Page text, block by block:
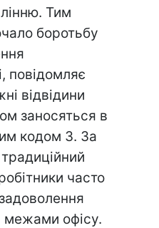
Тим
боротьбу
повідомляє
відвідини
заносяться в
кодом 3. За
часто
межами офісу.